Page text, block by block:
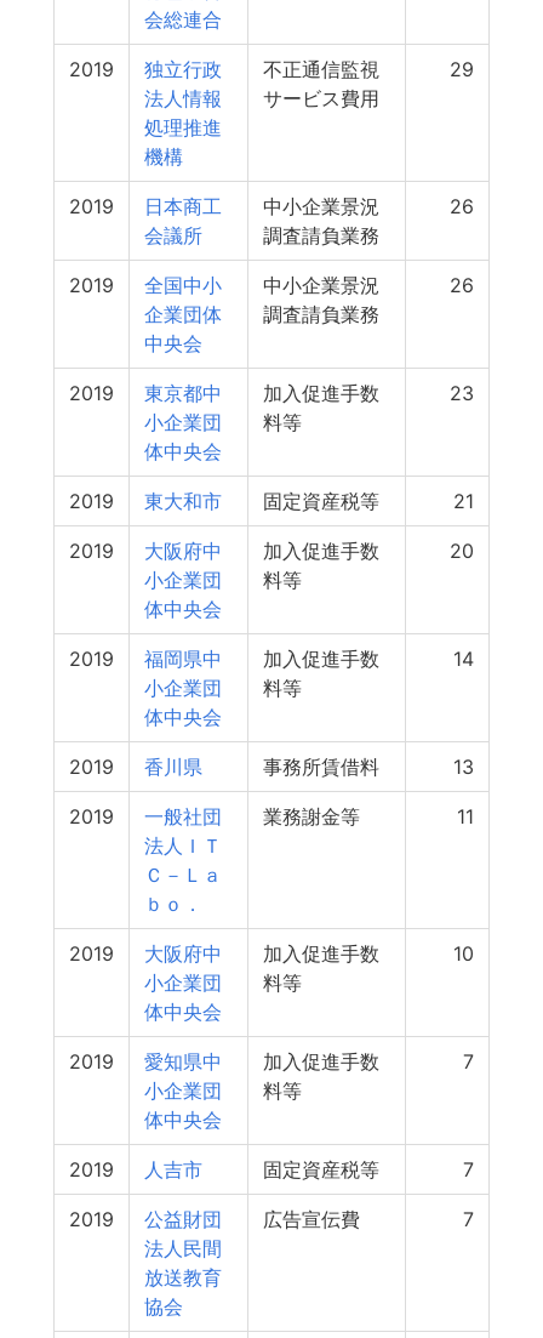
会総連合
2019
独立行政
法人情報
処理推進
機構
不正通信監視
サービス費用
29
2019
日本商工
会議所
中小企業景況
調査請負業務
26
2019
全国中小
企業団体
中央会
中小企業景況
調査請負業務
26
2019
東京都中
小企業団
体中央会
加入促進手数
料等
23
2019 東大和市 固定資産税等 21
2019
大阪府中
小企業団
体中央会
加入促進手数
料等
20
2019
福岡県中
小企業団
体中央会
加入促進手数
料等
14
2019 香川県 事務所賃借料 13
2019
一般社団
法人ＩＴ
Ｃ－Ｌａ
ｂｏ．
業務謝金等 11
2019
大阪府中
小企業団
体中央会
加入促進手数
料等
10
2019
愛知県中
小企業団
体中央会
加入促進手数
料等
7
2019 人吉市 固定資産税等 7
2019
公益財団
法人民間
放送教育
協会
広告宣伝費 7